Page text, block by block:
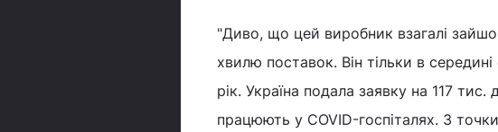
"Диво, що цей виробник взагалі
хвилю поставок. Він тільки в
рік. Україна подала заявку на 117
працюють у COVID-госпіталях. З